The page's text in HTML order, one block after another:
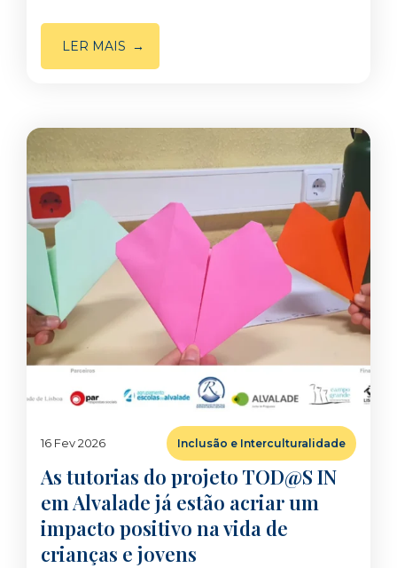
LER MAIS
16 Fev 2026 Inclusão e Interculturalidade
As tutorias do projeto TOD@S IN
em Alvalade já estão acriar um
impacto positivo na vida de
crianças e jovens